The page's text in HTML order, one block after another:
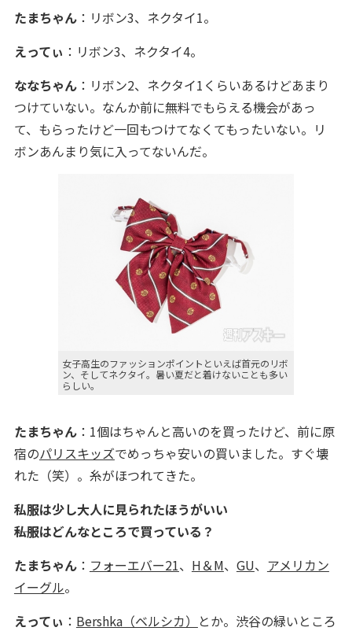
たまちゃん：リボン3、ネクタイ1。
えってぃ ：リボン3、ネクタイ4。
ななちゃん：リボン2、ネクタイ1くらいあるけどあまり
つけていない。なんか前に無料でもらえる機会があっ
て、もらったけど一回もつけてなくてもったいない。リ
ボンあんまり気に入ってないんだ。
女子高生のファッションポイントといえば首元のリボ
ン、そしてネクタイ。暑い夏だと着けないことも多い
らしい。
たまちゃん：1個はちゃんと高いのを買ったけど、前に原
宿のパリスキッズでめっちゃ安いの買いました。すぐ壊
れた（笑）。糸がほつれてきた。
私服は少し大人に見られたほうがいい
――私服はどんなところで買っている？
たまちゃん： フォーエバー21、 H＆M、 GU、 アメリカン
イーグル。
えってぃ ： Bershka（ベルシカ） とか。渋谷の緑いところ